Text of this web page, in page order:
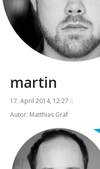
martin
17. April 2014, 12:27 ::
Autor: Matthias Gräf